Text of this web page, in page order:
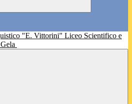
Liceo Scientifico e
Gela